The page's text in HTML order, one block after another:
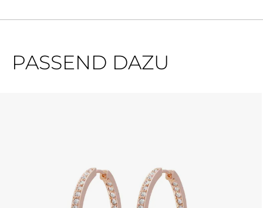
PASSEND DAZU